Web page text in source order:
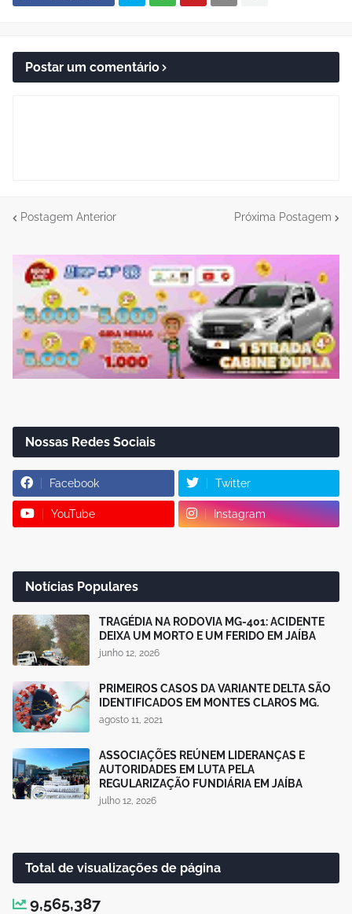
Postar um comentário
Postagem Anterior Próxima Postagem
Nossas Redes Sociais
Facebook Twitter
YouTube Instagram
Notícias Populares
TRAGÉDIA NA RODOVIA MG-401: ACIDENTE
DEIXA UM MORTO E UM FERIDO EM JAÍBA
junho 12, 2026
PRIMEIROS CASOS DA VARIANTE DELTA SÃO
IDENTIFICADOS EM MONTES CLAROS MG.
agosto 11, 2021
ASSOCIAÇÕES REÚNEM LIDERANÇAS E
AUTORIDADES EM LUTA PELA
REGULARIZAÇÃO FUNDIÁRIA EM JAÍBA
julho 12, 2026
Total de visualizações de página
9,565,387